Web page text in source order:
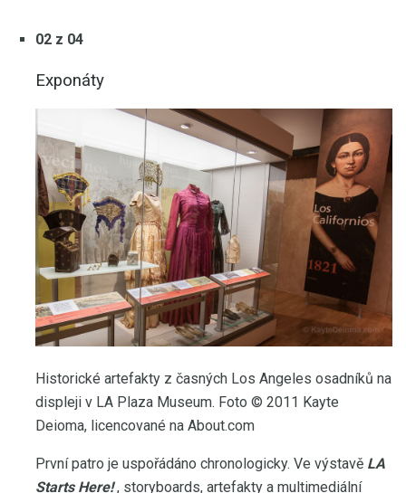
02 z 04
Exponáty
Historické artefakty z časných Los Angeles osadníků na
displeji v LA Plaza Museum. Foto © 2011 Kayte
Deioma, licencované na About.com
První patro je uspořádáno chronologicky. Ve výstavě LA
Starts Here!, storyboards, artefakty a multimediální